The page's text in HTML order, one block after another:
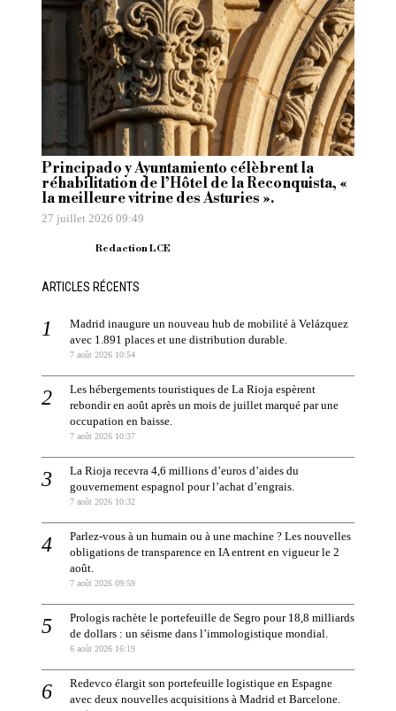
Principado y Ayuntamiento célèbrent la
réhabilitation de l’Hôtel de la Reconquista, «
la meilleure vitrine des Asturies ».
27 juillet 2026 09:49
Redaction LCE
ARTICLES RÉCENTS
Madrid inaugure un nouveau hub de mobilité à Velázquez
avec 1.891 places et une distribution durable.
7 août 2026 10:54
Les hébergements touristiques de La Rioja espèrent
rebondir en août après un mois de juillet marqué par une
occupation en baisse.
7 août 2026 10:37
La Rioja recevra 4,6 millions d’euros d’aides du
gouvernement espagnol pour l’achat d’engrais.
7 août 2026 10:32
Parlez-vous à un humain ou à une machine ? Les nouvelles
obligations de transparence en IA entrent en vigueur le 2
août.
7 août 2026 09:59
Prologis rachète le portefeuille de Segro pour 18,8 milliards
de dollars : un séisme dans l’immologistique mondial.
6 août 2026 16:19
Redevco élargit son portefeuille logistique en Espagne
avec deux nouvelles acquisitions à Madrid et Barcelone.